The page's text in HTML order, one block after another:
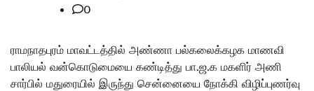
0
ராமநாதபுரம் மாவட்டத்தில் அண்ணா பல்கலைக்கழக மாணவி
பாலியல் வன்கொடுமையை கண்டித்து பா.ஜ.க மகளிர் அணி
சார்பில் மதுரையில் இருந்து சென்னையை நோக்கி விழிப்புணர்வு